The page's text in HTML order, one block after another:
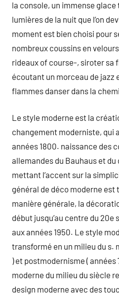
la console, un immense
lumières de la nuit que l’on
moment est bien choisi pour
nombreux coussins en
rideaux of course-, siroter sa
écoutant un morceau de jazz
flammes danser dans la
Le style moderne est la
changement moderniste, qui
années 1800. naissance des
allemandes du Bauhaus et
mettant l’accent sur la
général de déco moderne est
manière générale, la
début jusqu’au centre du 20e
aux années 1950. Le style
transformé en un milieu du s.
) et postmodernisme ( années
moderne du milieu du siècle
design moderne avec des